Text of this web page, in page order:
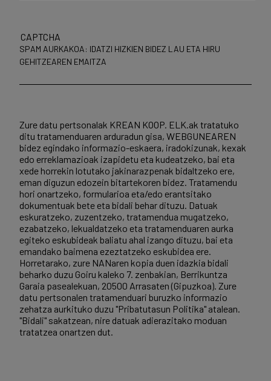
CAPTCHA
SPAM AURKAKOA: IDATZI HIZKIEN BIDEZ LAU ETA HIRU
GEHITZEAREN EMAITZA
Zure datu pertsonalak KREAN KOOP. ELK.ak tratatuko
ditu tratamenduaren arduradun gisa, WEBGUNEAREN
bidez egindako informazio-eskaera, iradokizunak, kexak
edo erreklamazioak izapidetu eta kudeatzeko, bai eta
xede horrekin lotutako jakinarazpenak bidaltzeko ere,
eman diguzun edozein bitartekoren bidez. Tratamendu
hori onartzeko, formularioa eta/edo erantsitako
dokumentuak bete eta bidali behar dituzu. Datuak
eskuratzeko, zuzentzeko, tratamendua mugatzeko,
ezabatzeko, lekualdatzeko eta tratamenduaren aurka
egiteko eskubideak baliatu ahal izango dituzu, bai eta
emandako baimena ezeztatzeko eskubidea ere.
Horretarako, zure NANaren kopia duen idazkia bidali
beharko duzu Goiru kaleko 7. zenbakian, Berrikuntza
Garaia pasealekuan, 20500 Arrasaten (Gipuzkoa). Zure
datu pertsonalen tratamenduari buruzko informazio
zehatza aurkituko duzu "Pribatutasun Politika" atalean.
"Bidali" sakatzean, nire datuak adierazitako moduan
tratatzea onartzen dut.